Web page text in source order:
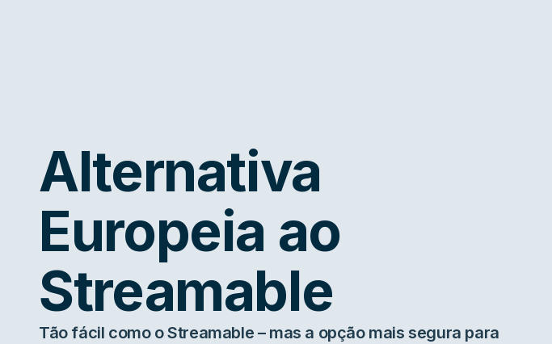
Alternativa
Europeia ao
Streamable
Tão fácil como o Streamable – mas a opção mais segura para